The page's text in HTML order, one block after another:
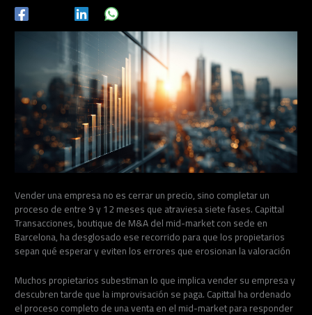
Vender una empresa no es cerrar un precio, sino completar un
proceso de entre 9 y 12 meses que atraviesa siete fases. Capittal
Transacciones, boutique de M&A del mid-market con sede en
Barcelona, ha desglosado ese recorrido para que los propietarios
sepan qué esperar y eviten los errores que erosionan la valoración
Muchos propietarios subestiman lo que implica vender su empresa y
descubren tarde que la improvisación se paga. Capittal ha ordenado
el proceso completo de una venta en el mid-market para responder